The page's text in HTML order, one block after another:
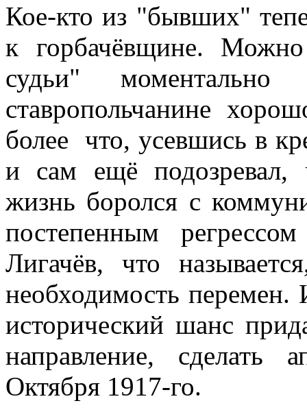
Кое-кто из "бывших"
к горбачёвщине.
судьи" моментально
ставропольчанине
более что, усевшись в
и сам ещё подозревал,
жизнь боролся с
постепенным
Лигачёв, что
необходимость
исторический шанс
направление, сделать
Октября 1917-го.